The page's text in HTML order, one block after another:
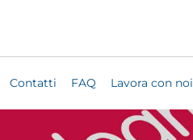
Contatti FAQ Lavora con noi